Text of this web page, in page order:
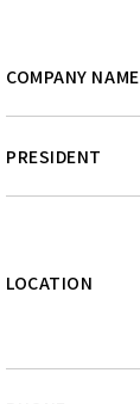
COMPANY NAME
PRESIDENT
LOCATION